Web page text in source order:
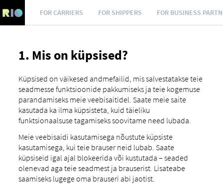
FOR CARRIERS FOR SHIPPERS FOR BUSINESS
1. Mis on küpsised?
Küpsised on väikesed andmefailid, mis salvestatakse teie
seadmesse funktsioonide pakkumiseks ja teie kogemuse
parandamiseks meie veebisaitidel. Saate meie saite
kasutada ka ilma küpsisteta, kuid täieliku
funktsionaalsuse tagamiseks soovitame need lubada.
Meie veebisaidi kasutamisega nõustute küpsiste
kasutamisega, kui teie brauser neid lubab. Saate
küpsiseid igal ajal blokeerida või kustutada – seaded
olenevad aga teie seadmest ja brauserist. Lisateabe
saamiseks lugege oma brauseri abi jaotist.